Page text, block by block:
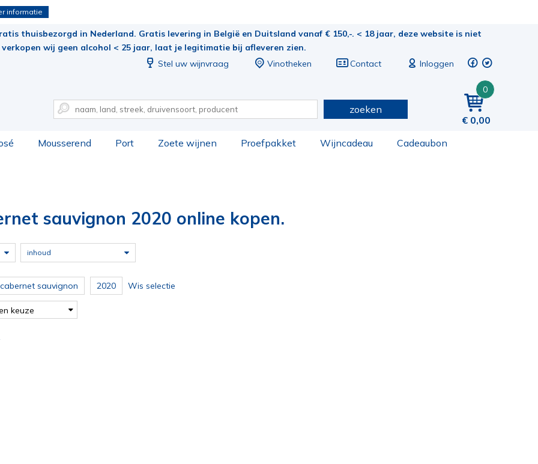
informatie
thuisbezorgd in Nederland. Gratis levering in België en Duitsland vanaf € 150,-. < 18 jaar, deze website is niet
wij geen alcohol < 25 jaar, laat je legitimatie bij afleveren zien.
Stel uw wijnvraag
Vinotheken Contact Inloggen
0
0,00
zoeken
Mousserend Port Zoete wijnen Proefpakket Wijncadeau Cadeaubon
sauvignon 2020 online kopen.
inhoud
sauvignon 2020 Wis selectie
keuze